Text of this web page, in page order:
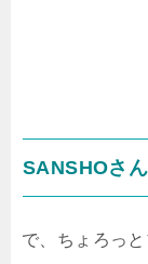
SANSHOさ
で、ちょろっ